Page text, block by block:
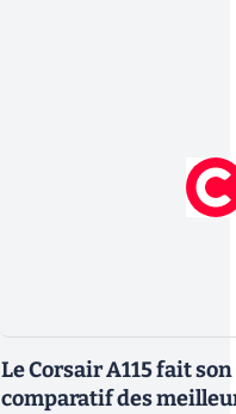
Le Corsair A115 fait
comparatif des